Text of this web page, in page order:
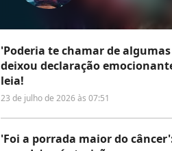
'Poderia te chamar de
deixou declaração
leia!
23 de julho de 2026 às 07:51
'Foi a porrada maior do